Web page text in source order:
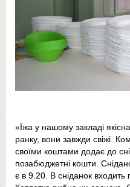
«Їжа у нашому закладі
ранку, вони завжди свіжі.
своїми коштами додає до
позабюджетні кошти.
є в 9.20. В сніданок входить